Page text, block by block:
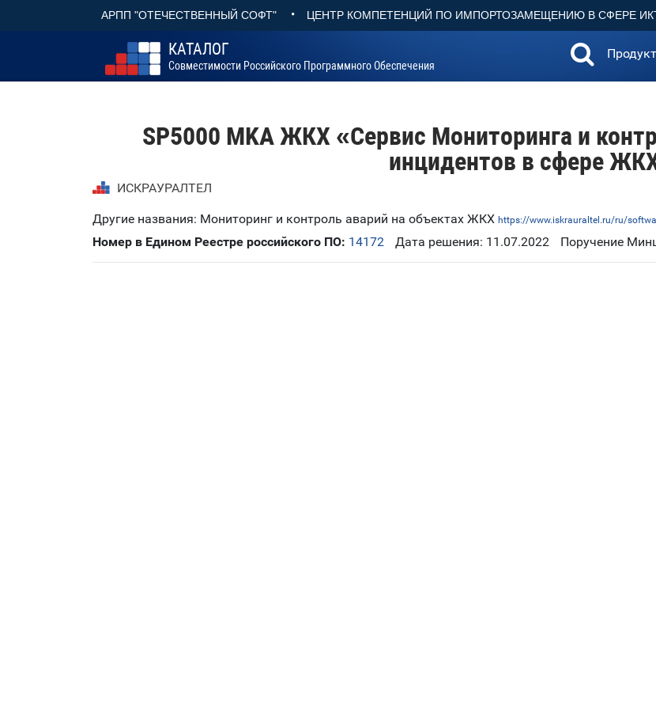
АРПП "ОТЕЧЕСТВЕННЫЙ СОФТ" • ЦЕНТР КОМПЕТЕНЦИЙ ПО ИМПОРТОЗАМЕЩЕНИЮ В СФЕРЕ
КАТАЛОГ
Совместимости Российского Программного Обеспечения
SP5000 MKA ЖКХ «Сервис Мониторинга и
инцидентов в сфере
ИСКРАУРАЛТЕЛ
Другие названия: Мониторинг и контроль аварий на объектах ЖКХ https://www.iskrauraltel.ru/ru/
Номер в Едином Реестре российского ПО: 14172 Дата решения: 11.07.2022 Поручение